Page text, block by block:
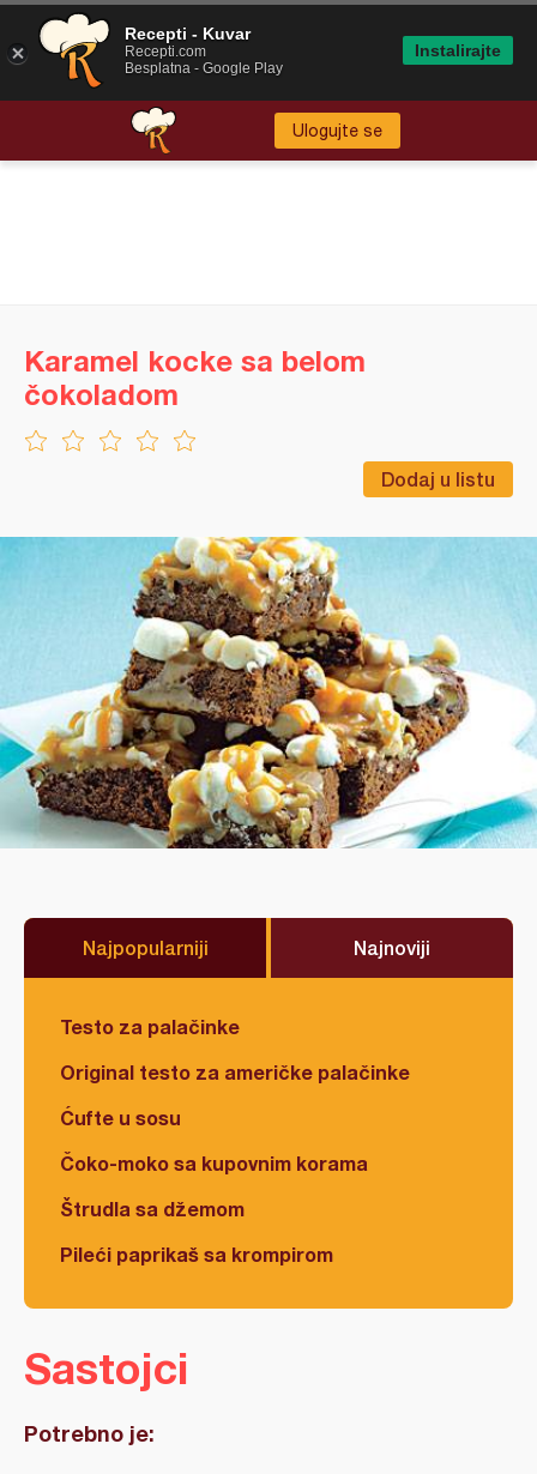
Ulogujte se
Dodaj u listu
Karamel kocke sa belom
čokoladom
Najpopularniji Najnoviji
Testo za palačinke
Original testo za američke palačinke
Ćufte u sosu
Čoko-moko sa kupovnim korama
Štrudla sa džemom
Pileći paprikaš sa krompirom
Sastojci
Potrebno je:
Recepti - Kuvar
Recepti.com
Besplatna - Google Play
Instalirajte